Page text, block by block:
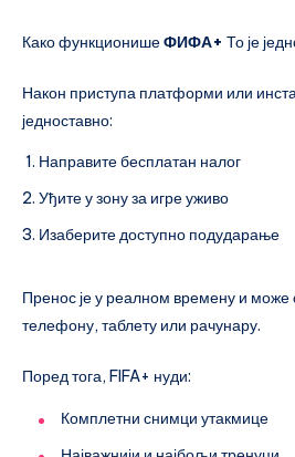
Како функционишеФИФА+ То је
Након приступа платформи или
једноставно:
Направите бесплатан налог
Уђите у зону за игре уживо
Изаберите доступно подударање
Пренос је у реалном времену и
телефону, таблету или рачунару.
Поред тога, FIFA+ нуди:
Комплетни снимци утакмице